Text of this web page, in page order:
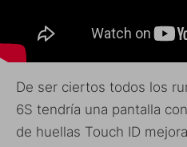
De ser ciertos todos los
6S tendría una pantalla
de huellas Touch ID